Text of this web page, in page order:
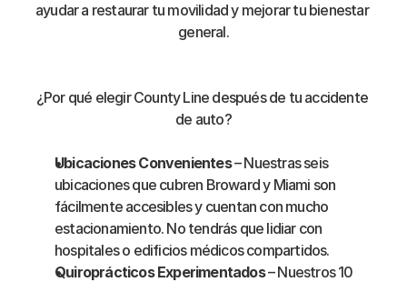
ayudar a restaurar tu movilidad y mejorar tu bienestar
general.
¿Por qué elegir County Line después de tu accidente
de auto?
Ubicaciones Convenientes – Nuestras seis
ubicaciones que cubren Broward y Miami son
fácilmente accesibles y cuentan con mucho
estacionamiento. No tendrás que lidiar con
hospitales o edificios médicos compartidos.
Quiroprácticos Experimentados – Nuestros 10